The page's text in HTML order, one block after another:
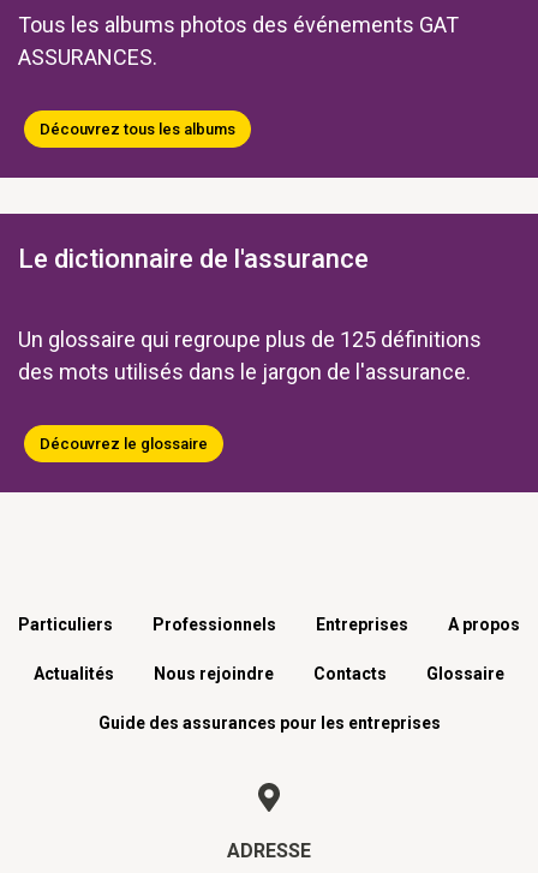
Tous les albums photos des événements GAT
ASSURANCES.
Découvrez tous les albums
Le dictionnaire de l'assurance
Un glossaire qui regroupe plus de 125 définitions
des mots utilisés dans le jargon de l'assurance.
Découvrez le glossaire
Menu footer
Particuliers Professionnels Entreprises A propos
Actualités Nous rejoindre Contacts Glossaire
Guide des assurances pour les entreprises
ADRESSE